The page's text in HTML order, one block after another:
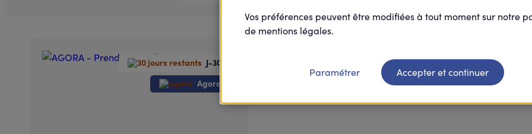
J-30
Agora
Vos préférences peuvent être modifiées à tout moment sur notre
de mentions légales.
Paramétrer Accepter et continuer